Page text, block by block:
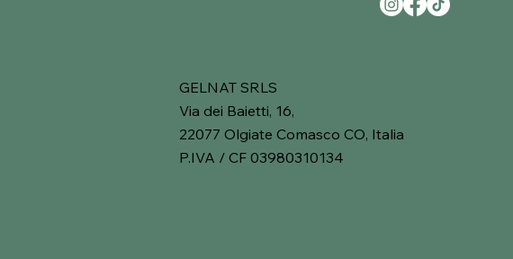
GELNAT SRLS
Via dei Baietti, 16,
22077 Olgiate Comasco CO, Italia
P.IVA / CF 03980310134